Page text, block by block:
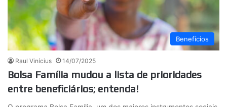
Benefícios
Raul Vinícius 14/07/2025
Bolsa Família mudou a lista de prioridades
entre beneficiários; entenda!